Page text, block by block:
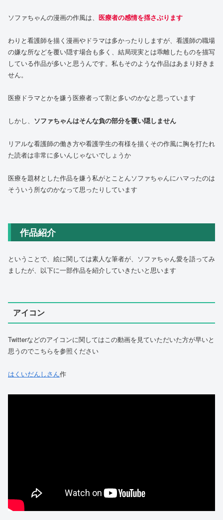
ソファちゃんの漫画の作風は、 医療者の感情を揺さぶります
わりと看護師を描く漫画やドラマは多かったりしますが、看護師の職場
の嫌な所などを覆い隠す場合も多く、結局現実とは乖離したものを描写
している作品が多いと思うんです。私もそのような作品はあまり好きま
せん。
医療ドラマとかを嫌う医療者って割と多いのかなと思っています
しかし、 ソファちゃんはそんな負の部分を覆い隠しません
リアルな看護師の働き方や看護学生の有様を描くその作風に胸を打たれ
た読者は非常に多いんじゃないでしょうか
医療を題材とした作品を嫌う私がとことんソファちゃんにハマったのは
そういう所なのかなって思ったりしています
作品紹介
ということで、絵に関しては素人な筆者が、ソファちゃん愛を語ってみ
ましたが、以下に一部作品を紹介していきたいと思います
アイコン
Twitterなどのアイコンに関してはこの動画を見ていただいた方が早いと
思うのでこちらを参照ください
はくいだんしさん作